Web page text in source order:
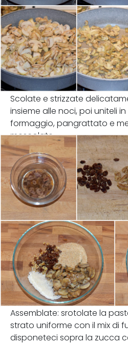
Scolate e strizzate
insieme alle noci, poi uniteli
formaggio, pangrattato e
mescolate.
Assemblate: srotolate la
strato uniforme con il mix di
disponeteci sopra la zucca